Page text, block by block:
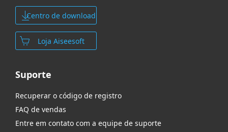
Centro de download
Loja Aiseesoft
Suporte
Recuperar o código de registro
FAQ de vendas
Entre em contato com a equipe de suporte